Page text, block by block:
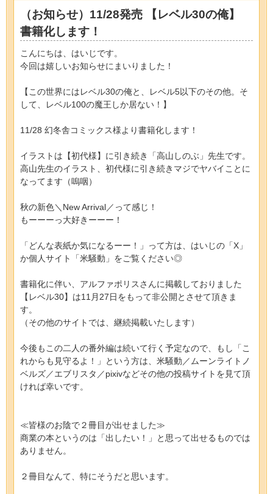
（お知らせ）11/28発売 【レベル30の俺】
書籍化します！
こんにちは、はいじです。
今回は嬉しいお知らせにまいりました！
【この世界にはレベル30の俺と、レベル5以下のその他。そ
して、レベル100の魔王しか居ない！】
11/28 幻冬舎コミックス様より書籍化します！
イラストは【初代様】に引き続き「高山しのぶ」先生です。
高山先生のイラスト、初代様に引き続きマジでヤバイことに
なってます（嗚咽）
秋の新色＼New Arrival／って感じ！
もーーーっ大好きーーー！
「どんな表紙か気になるーー！」って方は、はいじの「X」
か個人サイト「米騒動」をご覧ください◎
書籍化に伴い、アルファポリスさんに掲載しておりました
【レベル30】は11月27日をもって非公開とさせて頂きま
す。
（その他のサイトでは、継続掲載いたします）
今後もこの二人の番外編は続いて行く予定なので、もし「こ
れからも見守るよ！」という方は、米騒動／ムーンライトノ
ベルズ／エブリスタ／pixivなどその他の投稿サイトを見て頂
ければ幸いです。
≪皆様のお陰で２冊目が出せました≫
商業の本というのは「出したい！」と思って出せるものでは
ありません。
２冊目なんて、特にそうだと思います。